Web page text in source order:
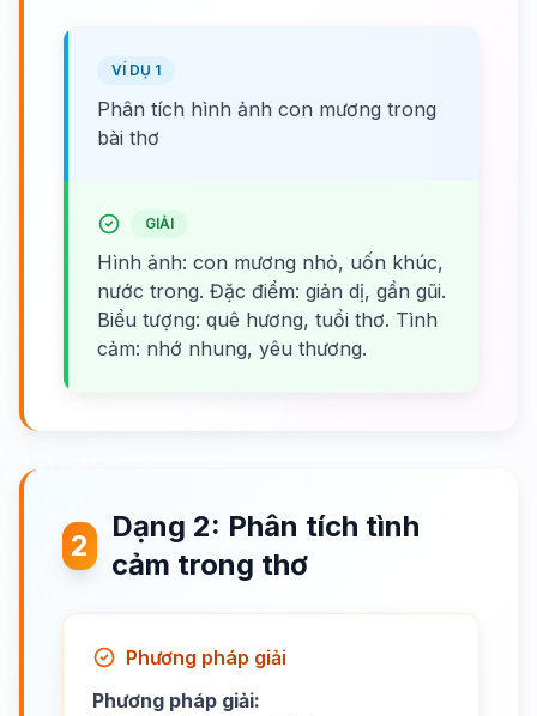
VÍ DỤ 1
Phân tích hình ảnh con mương trong
bài thơ
GIẢI
Hình ảnh: con mương nhỏ, uốn khúc,
nước trong. Đặc điểm: giản dị, gần gũi.
Biểu tượng: quê hương, tuổi thơ. Tình
cảm: nhớ nhung, yêu thương.
2
Dạng 2: Phân tích tình
cảm trong thơ
Phương pháp giải
Phương pháp giải: